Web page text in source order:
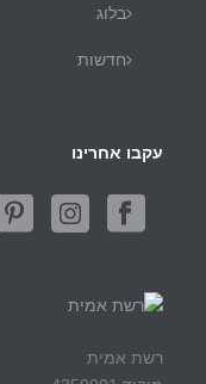
בלוג
חדשות
עקבו אחרינו
רשת אמית